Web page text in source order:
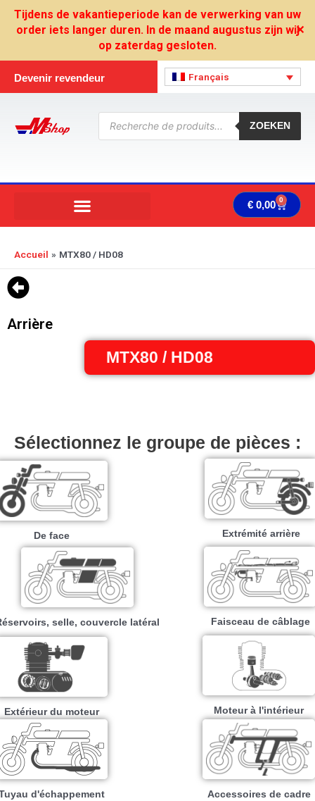
Tijdens de vakantieperiode kan de verwerking van uw
order iets langer duren. In de maand augustus zijn wij
op zaterdag gesloten.
✕
Devenir revendeur Français
Recherche
ZOEKEN
€ 0,00 0
Accueil MTX80 / HD08
Arrière
MTX80 / HD08
Sélectionnez le groupe de pièces :
De face Extrémité arrière
selle, couvercle latéral Faisceau de câblage
Extérieur du moteur Moteur à l'intérieur
d'échappement Accessoires de cadre